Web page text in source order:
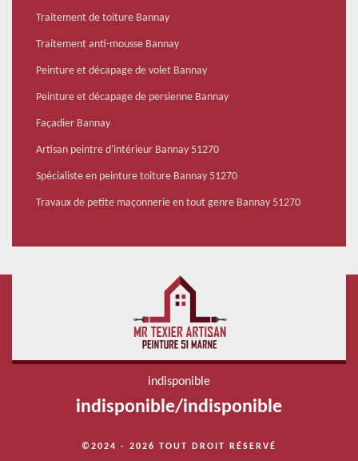
Traitement de toiture Bannay
Traitement anti-mousse Bannay
Peinture et décapage de volet Bannay
Peinture et décapage de persienne Bannay
Façadier Bannay
Artisan peintre d'intérieur Bannay 51270
Spécialiste en peinture toiture Bannay 51270
Travaux de petite maçonnerie en tout genre Bannay 51270
indisponible
indisponible/indisponible
©2024 - 2026 TOUT DROIT RÉSERVÉ